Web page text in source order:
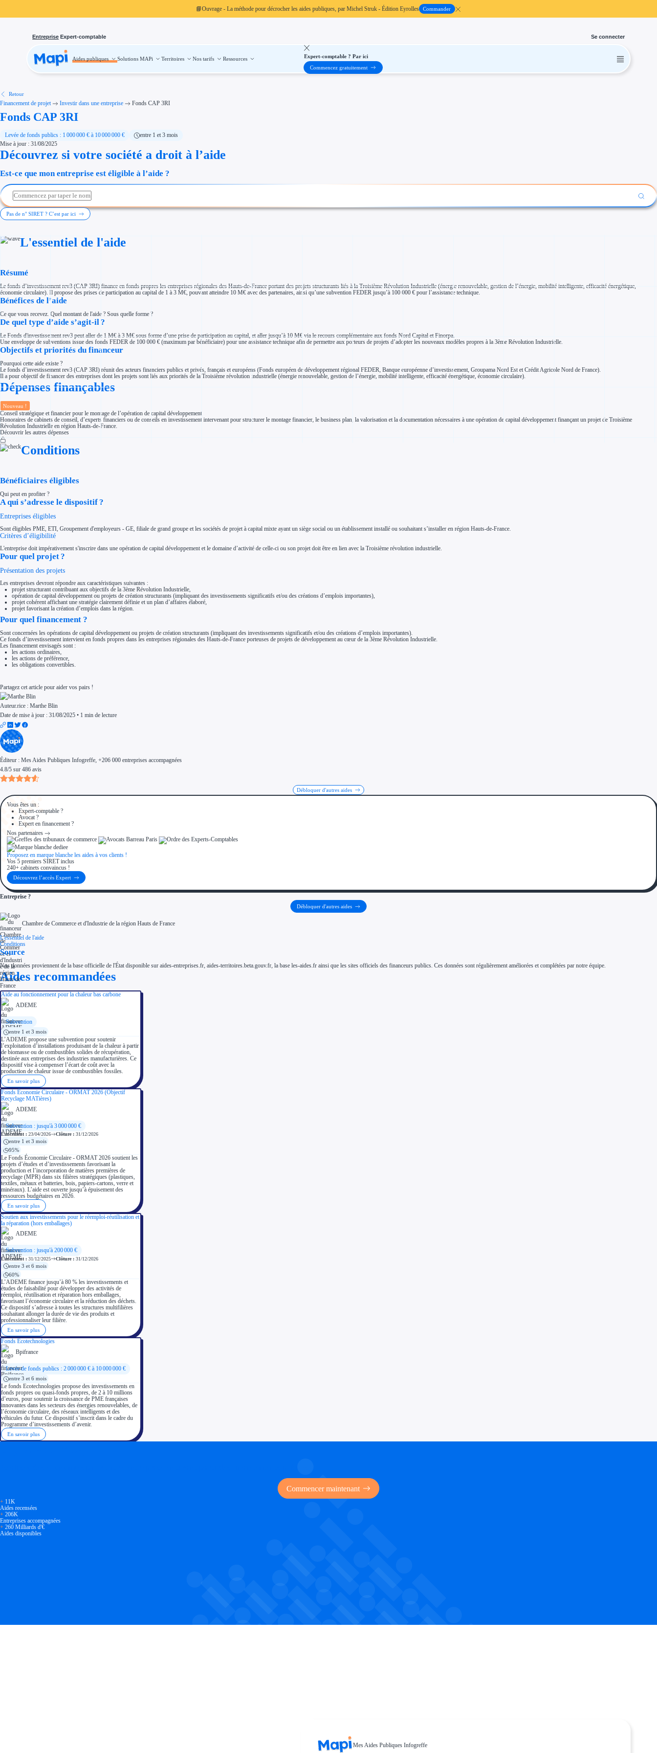
📘Ouvrage - La méthode pour décrocher les aides publiques, par Michel Struk - Édition Eyrolles Commander
Entreprise Expert-comptable Se connecter
Aides publiques Solutions MAPi Territoires Nos tarifs Ressources
Aides publiques
Investissement
Thématiques
Financement innovation
Économies d'énergie et d'eau
Aides RSE entreprise
Étapes de vie
Création d'entreprise
Aides Ressources Humaines
Type de financements
Réduction des coûts
Crédits & réductions d'impôt
Exonération fiscale
Avance remboursable
Garantie bancaire entreprise
Aides Bpifrance
Solutions MAPi
Simulateur d'éligibilité
Trouvez des idées de dépenses éligibles
Quelles aides pour votre secteur ?
Territoires
Régions de A à H
Aides Région Auvergne-Rhône-Alpes
Aides Région Bourgogne-Franche-Comté
Aides Région Grand-Est
Aides Région Hauts-de-France
Aides Région Mayotte
Aides Nationales
Aides Européennes
Recherche autonome
Accompagnement
Nos guides
Nos partenaires
Contactez-nous
Expert-comptable ? Par ici
Commencez gratuitement
Retour
Financement de projet Investir dans une entreprise Fonds CAP 3RI
Fonds CAP 3RI
Levée de fonds publics : 1 000 000 € à 10 000 000 €
entre 1 et 3 mois
Mise à jour : 31/08/2025
Découvrez si votre société a droit à l’aide
Est-ce que mon entreprise est éligible à l’aide ?
Pas de n° SIRET ? C’est par ici
L'essentiel de l'aide
Résumé
Le fonds d’investissement rev3 (CAP 3RI) finance en fonds propres les entreprises régionales des Hauts-de-France portant des projets structurants liés à la Troisième Révolution Industrielle (énergie renouvelable, gestion de l’énergie, mobilité intelligente, efficacité énergétique,
économie circulaire). Il propose des prises de participation au capital de 1 à 3 M€, pouvant atteindre 10 M€ avec des partenaires, ainsi qu’une subvention FEDER jusqu’à 100 000 € pour l’assistance technique.
Bénéfices de l’aide
Ce que vous recevez. Quel montant de l'aide ? Sous quelle forme ?
De quel type d’aide s’agit-il ?
Le Fonds d'investissement rev3 peut aller de 1 M€ à 3 M€ sous forme d’une prise de participation au capital, et aller jusqu’à 10 M€ via le recours complémentaire aux fonds Nord Capital et Finorpa.
Une enveloppe de subventions issue des fonds FEDER de 100 000 € (maximum par bénéficiaire) pour une assistance technique afin de permettre aux porteurs de projets d’adopter les nouveaux modèles propres à la 3ème Révolution Industrielle.
Objectifs et priorités du financeur
Pourquoi cette aide existe ?
Le fonds d’investissement rev3 (CAP 3RI) réunit des acteurs financiers publics et privés, français et européens (Fonds européen de développement régional FEDER, Banque européenne d’investissement, Groupama Nord Est et Crédit Agricole Nord de France).
Il a pour objectif de financer des entreprises dont les projets sont liés aux priorités de la Troisième révolution industrielle (énergie renouvelable, gestion de l’énergie, mobilité intelligente, efficacité énergétique, économie circulaire).
Dépenses finançables
Nouveau !
Conseil stratégique et financier pour le montage de l’opération de capital développement
Honoraires de cabinets de conseil, d’experts financiers ou de conseils en investissement intervenant pour structurer le montage financier, le business plan, la valorisation et la documentation nécessaires à une opération de capital développement finançant un projet de Troisième
Révolution Industrielle en région Hauts-de-France.
Découvrir les autres dépenses
Conditions
Bénéficiaires éligibles
Qui peut en profiter ?
A qui s’adresse le dispositif ?
Entreprises éligibles
Sont éligibles PME, ETI, Groupement d'employeurs - GE, filiale de grand groupe et les sociétés de projet à capital mixte ayant un siège social ou un établissement installé ou souhaitant s’installer en région Hauts-de-France.
Critères d’éligibilité
L'entreprise doit impérativement s'inscrire dans une opération de capital développement et le domaine d’activité de celle-ci ou son projet doit être en lien avec la Troisième révolution industrielle.
Pour quel projet ?
Présentation des projets
Les entreprises devront répondre aux caractéristiques suivantes :
projet structurant contribuant aux objectifs de la 3ème Révolution Industrielle,
opération de capital développement ou projets de création structurants (impliquant des investissements significatifs et/ou des créations d’emplois importantes),
projet cohérent affichant une stratégie clairement définie et un plan d’affaires élaboré,
projet favorisant la création d’emplois dans la région.
Pour quel financement ?
Sont concernées les opérations de capital développement ou projets de création structurants (impliquant des investissements significatifs et/ou des créations d’emplois importantes).
Ce fonds d’investissement intervient en fonds propres dans les entreprises régionales des Hauts-de-France porteuses de projets de développement au cœur de la 3ème Révolution Industrielle.
Les financement envisagés sont :
les actions ordinaires,
les actions de préférence,
les obligations convertibles.
Partagez cet article pour aider vos pairs !
Auteur.rice : Marthe Blin
Date de mise à jour : 31/08/2025 • 1 min de lecture
Éditeur : Mes Aides Publiques Infogreffe, +206 000 entreprises accompagnées
4.8/5 sur 486 avis
Débloquer d'autres aides
Vous êtes un :
Expert-comptable ?
Avocat ?
Expert en financement ?
Nos partenaires
Proposez en marque blanche les aides à vos clients !
Vos 5 premiers SIRET inclus
240+ cabinets convaincus !
Découvrez l’accès Expert
Entreprise ?
Débloquer d'autres aides
Chambre de Commerce et d'Industrie de la région Hauts de France
L'essentiel de l'aide
Conditions
Source
Nos données proviennent de la base officielle de l'État disponible sur aides-entreprises.fr, aides-territoires.beta.gouv.fr, la base les-aides.fr ainsi que les sites officiels des financeurs publics. Ces données sont régulièrement améliorées et complétées par notre équipe.
Aides recommandées
Aide au fonctionnement pour la chaleur bas carbone
ADEME
Subvention
entre 1 et 3 mois
L’ADEME propose une subvention pour soutenir
l’exploitation d’installations produisant de la chaleur à partir
de biomasse ou de combustibles solides de récupération,
destinée aux entreprises des industries manufacturières. Ce
dispositif vise à compenser l’écart de coût avec la
production de chaleur issue de combustibles fossiles.
En savoir plus
Fonds Économie Circulaire - ORMAT 2026 (Objectif
Recyclage MATières)
ADEME
Subvention : jusqu'à 3 000 000 €
Lancement : 23/04/2026 Clôture : 31/12/2026
entre 1 et 3 mois
95%
Le Fonds Économie Circulaire - ORMAT 2026 soutient les
projets d’études et d’investissements favorisant la
production et l’incorporation de matières premières de
recyclage (MPR) dans six filières stratégiques (plastiques,
textiles, métaux et batteries, bois, papiers-cartons, verre et
minéraux). L’aide est ouverte jusqu’à épuisement des
ressources budgétaires en 2026.
En savoir plus
Soutien aux investissements pour le réemploi-réutilisation et
la réparation (hors emballages)
ADEME
Subvention : jusqu'à 200 000 €
Lancement : 31/12/2025 Clôture : 31/12/2026
entre 3 et 6 mois
60%
L’ADEME finance jusqu’à 80 % les investissements et
études de faisabilité pour développer des activités de
réemploi, réutilisation et réparation hors emballages,
favorisant l’économie circulaire et la réduction des déchets.
Ce dispositif s’adresse à toutes les structures multifilières
souhaitant allonger la durée de vie des produits et
professionnaliser leur filière.
En savoir plus
Fonds Ecotechnologies
Bpifrance
Levée de fonds publics : 2 000 000 € à 10 000 000 €
entre 3 et 6 mois
Le fonds Ecotechnologies propose des investissements en
fonds propres ou quasi-fonds propres, de 2 à 10 millions
d’euros, pour soutenir la croissance de PME françaises
innovantes dans les secteurs des énergies renouvelables, de
l’économie circulaire, des réseaux intelligents et des
véhicules du futur. Ce dispositif s’inscrit dans le cadre du
Programme d’investissements d’avenir.
En savoir plus
Commencer maintenant
+ 11K
Aides recensées
+ 206K
Entreprises accompagnées
+ 260 Milliards d'€
Aides disponibles
Mes Aides Publiques Infogreffe